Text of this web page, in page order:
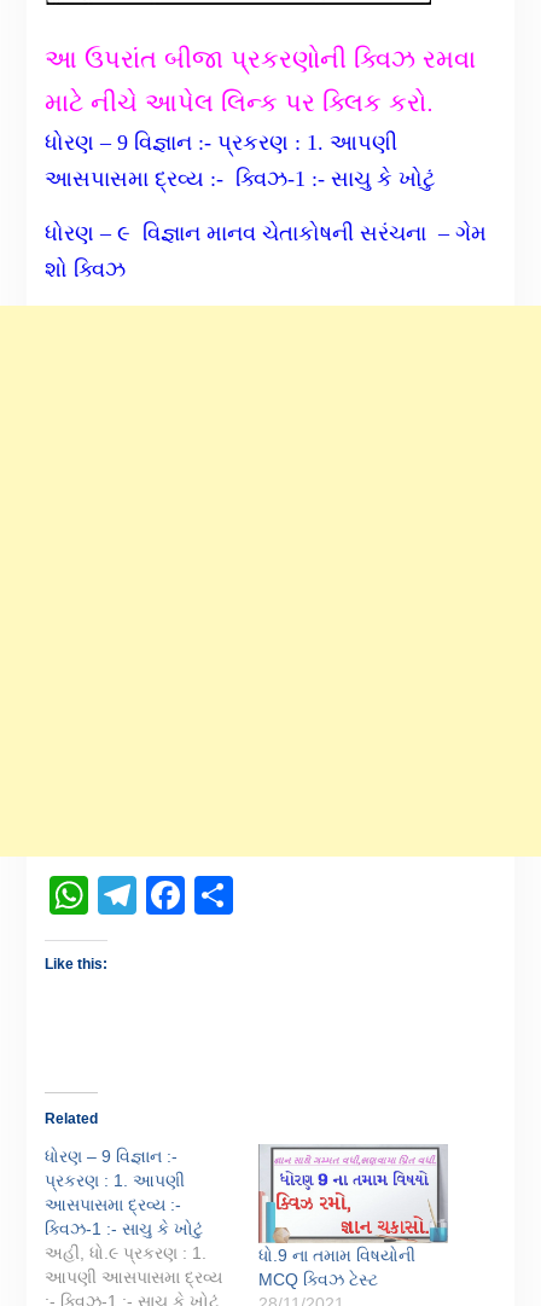
આ ઉપરાંત બીજા પ્રકરણોની ક્વિઝ રમવા
માટે નીચે આપેલ લિન્ક પર ક્લિક કરો.
ધોરણ – 9 વિજ્ઞાન :- પ્રકરણ : 1. આપણી
આસપાસમા દ્રવ્ય :- ક્વિઝ-1 :- સાચુ કે ખોટું
ધોરણ – ૯ વિજ્ઞાન માનવ ચેતાકોષની સરંચના – ગેમ
શો ક્વિઝ
WhatsApp
Telegram
Facebook
Like this:
Related
ધોરણ – 9 વિજ્ઞાન :-
પ્રકરણ : 1. આપણી
આસપાસમા દ્રવ્ય :-
ક્વિઝ-1 :- સાચુ કે ખોટું
અહી, ધો.૯ પ્રકરણ : 1.
આપણી આસપાસમા દ્રવ્ય
:- ક્વિઝ-1 :- સાચુ કે ખોટું
ધો.9 ના તમામ વિષયોની
MCQ ક્વિઝ ટેસ્ટ